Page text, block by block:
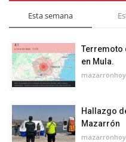
Esta semana
Terremoto
en Mula.
mazarronhoy
Hallazgo
Mazarrón
mazarronhoy